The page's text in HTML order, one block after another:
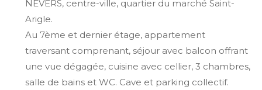
NEVERS, centre-ville, quartier du marché Saint-
Arigle.
Au 7ème et dernier étage, appartement
traversant comprenant, séjour avec balcon offrant
une vue dégagée, cuisine avec cellier, 3 chambres,
salle de bains et WC. Cave et parking collectif.